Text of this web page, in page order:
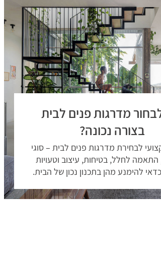
מדרגות פנים לבית
בצורה נכונה?
לבחירת מדרגות פנים לבית – סוגי
לחלל, בטיחות, עיצוב וטעויות
להימנע מהן בתכנון נכון של הבית.
קראו עוד